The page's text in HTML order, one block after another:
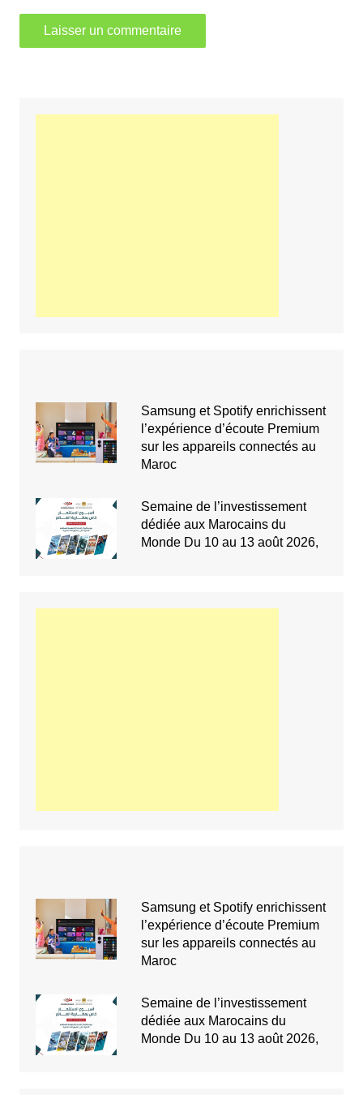
Samsung et Spotify enrichissent
l’expérience d’écoute Premium
sur les appareils connectés au
Maroc
Semaine de l’investissement
dédiée aux Marocains du
Monde Du 10 au 13 août 2026,
Samsung et Spotify enrichissent
l’expérience d’écoute Premium
sur les appareils connectés au
Maroc
Semaine de l’investissement
dédiée aux Marocains du
Monde Du 10 au 13 août 2026,